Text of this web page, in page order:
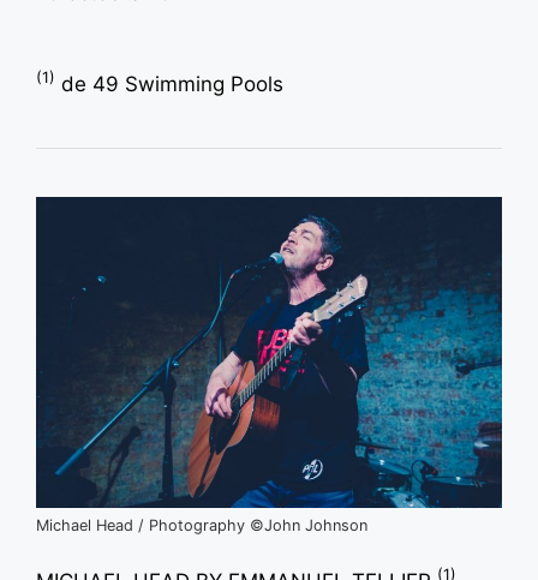
(1) de 49 Swimming Pools
Michael Head / Photography ©John Johnson
(1)